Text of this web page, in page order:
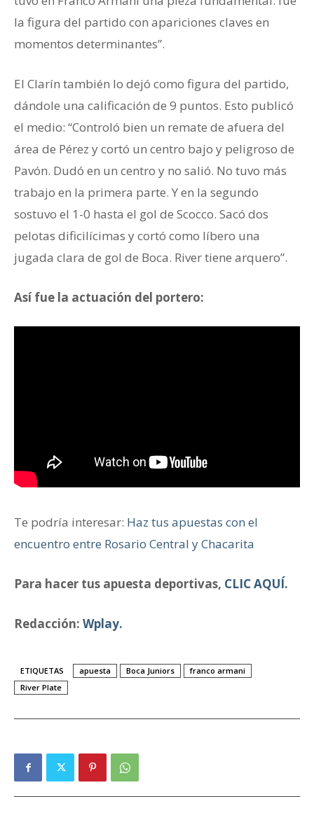
la figura del partido con apariciones claves en
momentos determinantes”.
El Clarín también lo dejó como figura del partido,
dándole una calificación de 9 puntos. Esto publicó
el medio: “Controló bien un remate de afuera del
área de Pérez y cortó un centro bajo y peligroso de
Pavón. Dudó en un centro y no salió. No tuvo más
trabajo en la primera parte. Y en la segundo
sostuvo el 1-0 hasta el gol de Scocco. Sacó dos
pelotas dificilícimas y cortó como líbero una
jugada clara de gol de Boca. River tiene arquero”.
Así fue la actuación del portero:
Te podría interesar: Haz tus apuestas con el
encuentro entre Rosario Central y Chacarita
Para hacer tus apuesta deportivas, CLIC AQUÍ.
Redacción: Wplay.
ETIQUETAS apuesta Boca Juniors
franco armani
River Plate